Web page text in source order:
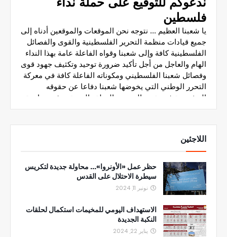
اللاجئين
حظر عمل «الأونروا»... محاولة جديدة لتكريس
سيطرة الاحتلال على القدس
نونبر 11, 2024
الاستهداف اليومي للمخيمات استكمال لحلقات
النكبة الجديدة
يناير 22, 2024